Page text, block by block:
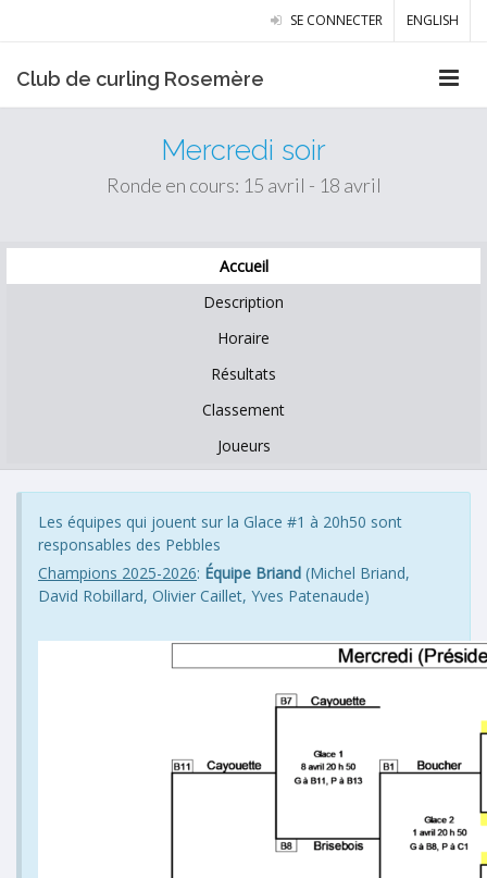
SE CONNECTER ENGLISH
Club de curling Rosemère
Mercredi soir
Ronde en cours: 15 avril - 18 avril
Accueil
Description
Horaire
Résultats
Classement
Joueurs
Les équipes qui jouent sur la Glace #1 à 20h50 sont
responsables des Pebbles
Champions 2025-2026: Équipe Briand (Michel Briand,
David Robillard, Olivier Caillet, Yves Patenaude)